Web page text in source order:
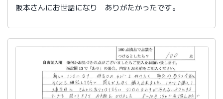
阪本さんにお世話になり ありがたかったです。